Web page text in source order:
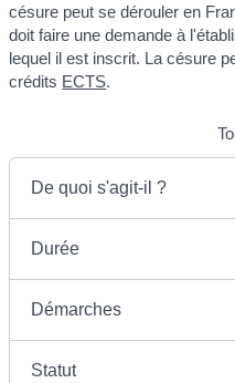
césure peut se dérouler en
doit faire une demande à
lequel il est inscrit. La césure
crédits ECTS.
De quoi s'agit-il ?
Durée
Démarches
Statut